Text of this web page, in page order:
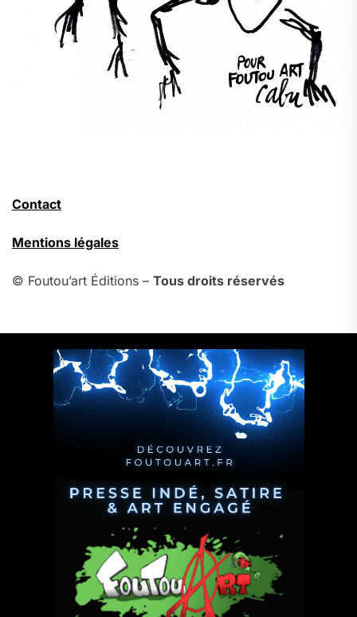
Contact
Mentions légales
© Foutou’art Éditions – Tous droits réservés